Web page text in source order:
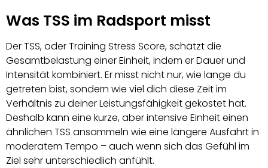
Was TSS im Radsport misst
Der TSS, oder Training Stress Score, schätzt die
Gesamtbelastung einer Einheit, indem er Dauer und
Intensität kombiniert. Er misst nicht nur, wie lange du
getreten bist, sondern wie viel dich diese Zeit im
Verhältnis zu deiner Leistungsfähigkeit gekostet hat.
Deshalb kann eine kurze, aber intensive Einheit einen
ähnlichen TSS ansammeln wie eine längere Ausfahrt in
moderatem Tempo – auch wenn sich das Gefühl im
Ziel sehr unterschiedlich anfühlt.